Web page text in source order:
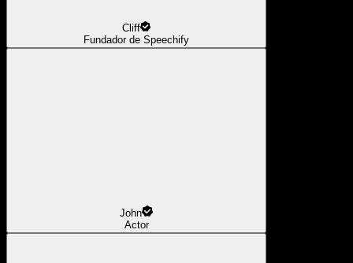
Cliff
Fundador de Speechify
John
Actor